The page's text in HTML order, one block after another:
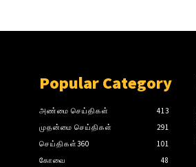
Popular Category
அண்மை செய்திகள்
413
முதன்மை செய்திகள்
291
செய்திகள்360
101
கோவை
48